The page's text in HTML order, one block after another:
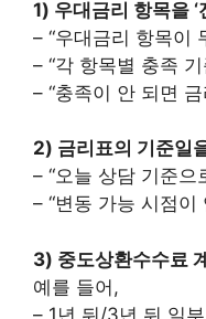
1) 우대금리 항목을 ‘
– “우대금리 항목이
– “각 항목별 충족
– “충족이 안 되면
2) 금리표의 기준일
– “오늘 상담 기준으
– “변동 가능 시점이
3) 중도상환수수료
예를 들어,
– 1년 뒤/3년 뒤 일